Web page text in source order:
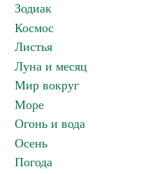
Зодиак
Космос
Листья
Луна и месяц
Мир вокруг
Море
Огонь и вода
Осень
Погода